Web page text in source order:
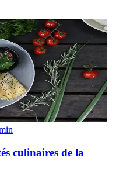
culinaires de la